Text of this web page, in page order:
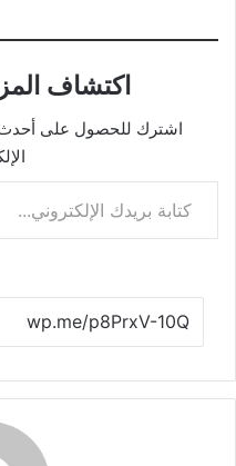
اكتشاف
اشترك للحصول على أحدث
كتابة بريدك الإلكتروني...